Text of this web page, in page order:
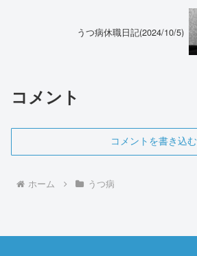
うつ病休職日記(2024/10/5)
コメント
コメントを書き込む
ホーム うつ病